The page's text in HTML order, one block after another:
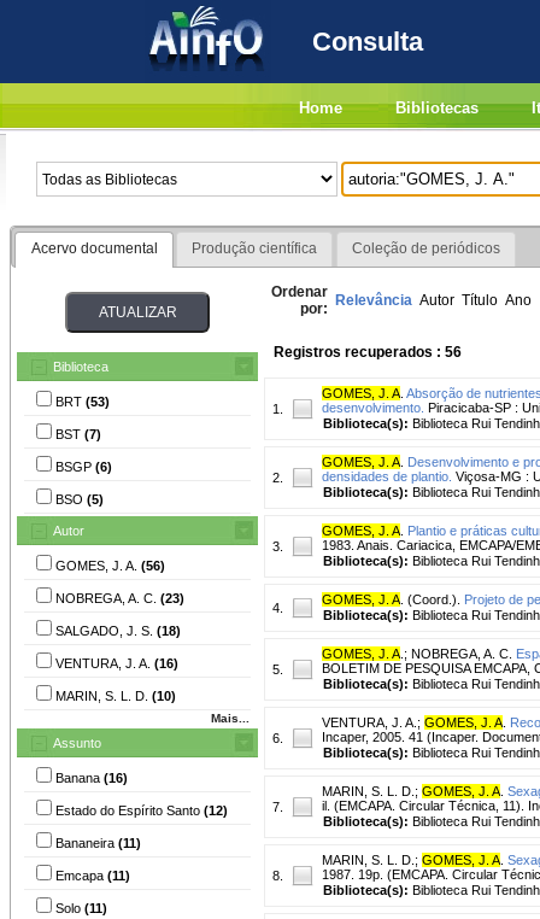
Consulta
Home Bibliotecas
Acervo documental Produção científica Coleção de periódicos
Biblioteca
BRT (53)
BST (7)
BSGP (6)
BSO (5)
Autor
GOMES, J. A. (56)
NOBREGA, A. C. (23)
SALGADO, J. S. (18)
VENTURA, J. A. (16)
MARIN, S. L. D. (10)
Mais...
Assunto
Banana (16)
Estado do Espírito Santo (12)
Bananeira (11)
Emcapa (11)
Solo (11)
Ordenar
por: Relevância Autor Título Ano
Registros recuperados : 56
1.
GOMES, J. A Absorção de
desenvolvimento. Piracicaba-SP :
Biblioteca(s): Biblioteca Rui
2.
GOMES, J. A Desenvolvimento e
densidades de plantio. Viçosa-MG :
Biblioteca(s): Biblioteca Rui
3.
GOMES, J. A Plantio e práticas
1983. Anais. Cariacica, EMCAPA/
Biblioteca(s): Biblioteca Rui
4.
GOMES, J. A . (Coord.).
Projeto de
Biblioteca(s): Biblioteca Rui
5.
GOMES, J. A ; NOBREGA, A. C.
BOLETIM DE PESQUISA EMCAPA,
Biblioteca(s): Biblioteca Rui
6.
VENTURA, J. A. ; GOMES, J. A
Incaper, 2005. 41 (Incaper.
Biblioteca(s): Biblioteca Rui
7.
MARIN, S. L. D. ; GOMES, J. A
il. (EMCAPA. Circular Técnica, 11).
Biblioteca(s): Biblioteca Rui
8.
MARIN, S. L. D. ; GOMES, J. A
1987. 19p. (EMCAPA. Circular
Biblioteca(s): Biblioteca Rui